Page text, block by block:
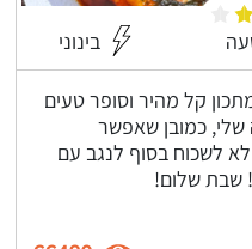
בינוני
קל מהיר וסופר טעים
כמובן שאפשר
לשכוח בסוף לנגב עם
שבת שלום!